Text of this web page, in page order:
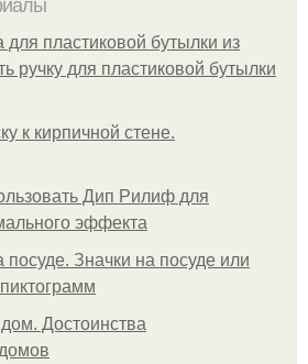
пластиковой бутылки из
ручку для пластиковой бутылки
к кирпичной стене.
Дип Рилиф для
эффекта
посуде. Значки на посуде или
Достоинства